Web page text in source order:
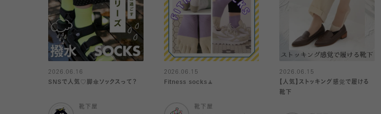
2026.06.16
SNSで人気♡脚傘ソックスって？
靴下屋
2026.06.15
Fitness socks🧘
靴下屋
2026.06.15
【人気】ストッキング感覚で履ける
靴下